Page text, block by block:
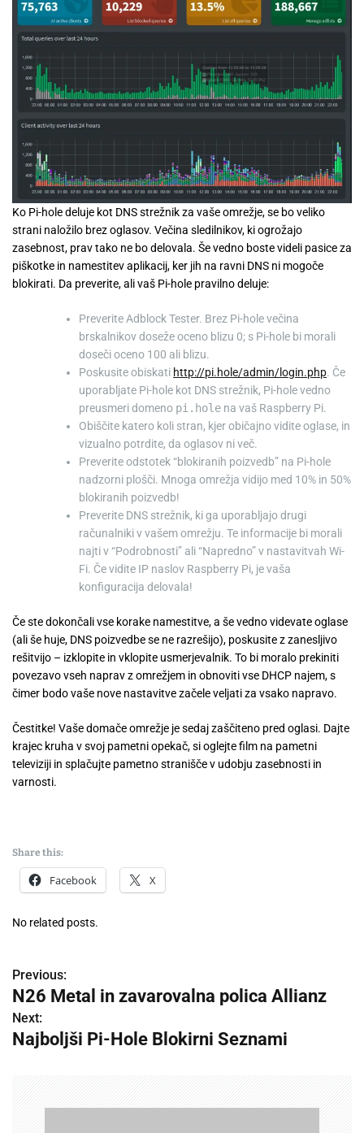
Ko Pi-hole deluje kot DNS strežnik za vaše omrežje, se bo veliko
strani naložilo brez oglasov. Večina sledilnikov, ki ogrožajo
zasebnost, prav tako ne bo delovala. Še vedno boste videli pasice za
piškotke in namestitev aplikacij, ker jih na ravni DNS ni mogoče
blokirati. Da preverite, ali vaš Pi-hole pravilno deluje:
Preverite Adblock Tester. Brez Pi-hole večina
brskalnikov doseže oceno blizu 0; s Pi-hole bi morali
doseči oceno 100 ali blizu.
Poskusite obiskati http://pi.hole/admin/login.php. Če
uporabljate Pi-hole kot DNS strežnik, Pi-hole vedno
preusmeri domeno pi.hole na vaš Raspberry Pi.
Obiščite katero koli stran, kjer običajno vidite oglase, in
vizualno potrdite, da oglasov ni več.
Preverite odstotek “blokiranih poizvedb” na Pi-hole
nadzorni plošči. Mnoga omrežja vidijo med 10% in 50%
blokiranih poizvedb!
Preverite DNS strežnik, ki ga uporabljajo drugi
računalniki v vašem omrežju. Te informacije bi morali
najti v “Podrobnosti” ali “Napredno” v nastavitvah Wi-
Fi. Če vidite IP naslov Raspberry Pi, je vaša
konfiguracija delovala!
Če ste dokončali vse korake namestitve, a še vedno videvate oglase
(ali še huje, DNS poizvedbe se ne razrešijo), poskusite z zanesljivo
rešitvijo – izklopite in vklopite usmerjevalnik. To bi moralo prekiniti
povezavo vseh naprav z omrežjem in obnoviti vse DHCP najem, s
čimer bodo vaše nove nastavitve začele veljati za vsako napravo.
Čestitke! Vaše domače omrežje je sedaj zaščiteno pred oglasi. Dajte
krajec kruha v svoj pametni opekač, si oglejte film na pametni
televiziji in splačujte pametno stranišče v udobju zasebnosti in
varnosti.
Share this:
Facebook X
No related posts.
P
o
s
Previous:
N26 Metal in zavarovalna polica Allianz
Next:
Najboljši Pi-Hole Blokirni Seznami